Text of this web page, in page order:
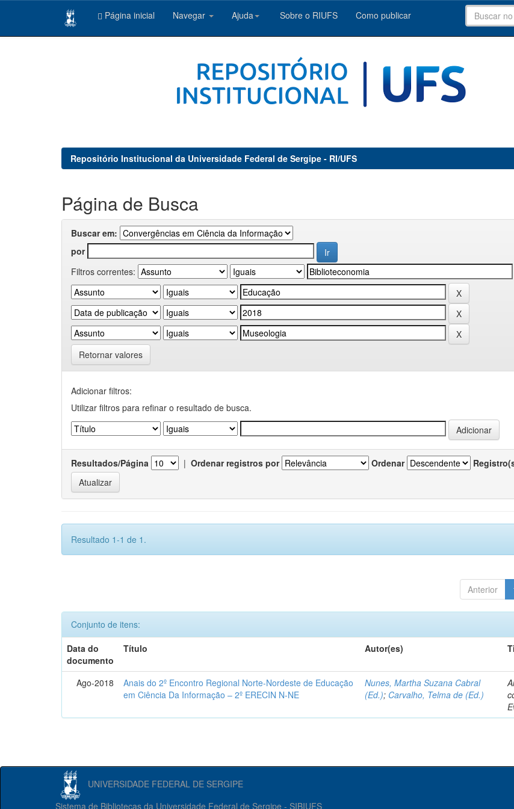
Página inicial Navegar Ajuda Sobre o RIUFS Como publicar
Repositório Institucional da Universidade Federal de Sergipe - RI/UFS
Página de Busca
Buscar em:
por
Filtros correntes:
Retornar valores
Adicionar filtros:
Utilizar filtros para refinar o resultado de busca.
Resultados/Página | Ordenar registros por Ordenar
Resultado 1-1 de 1.
Anterior
Conjunto de itens:
Data do
documento
Título Autor(es)
Ago-2018
Anais do 2º Encontro Regional Norte-Nordeste de Educação
em Ciência Da Informação – 2º ERECIN N-NE
Nunes, Martha Suzana Cabral
(Ed.); Carvalho, Telma de (Ed.)
UNIVERSIDADE FEDERAL DE SERGIPE
Sistema de Bibliotecas da Universidade Federal de Sergipe - SIBIUFS